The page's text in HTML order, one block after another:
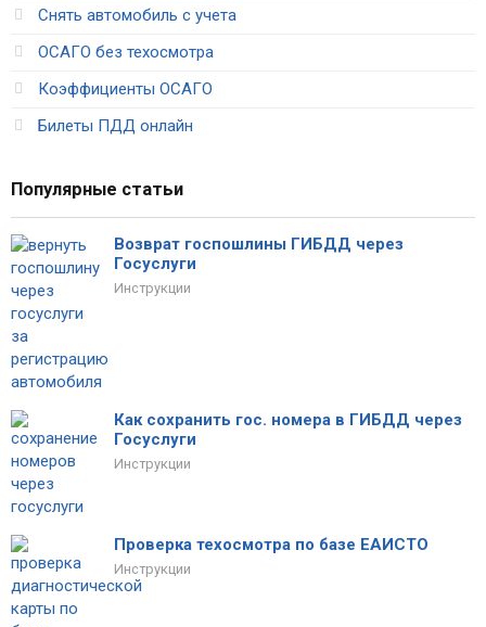
Снять автомобиль с учета
ОСАГО без техосмотра
Коэффициенты ОСАГО
Билеты ПДД онлайн
Популярные статьи
Возврат госпошлины ГИБДД через
Госуслуги
Инструкции
Как сохранить гос. номера в ГИБДД через
Госуслуги
Инструкции
Проверка техосмотра по базе ЕАИСТО
Инструкции